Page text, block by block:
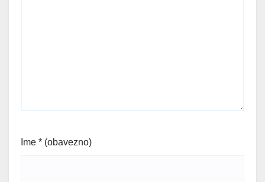
Ime * (obavezno)